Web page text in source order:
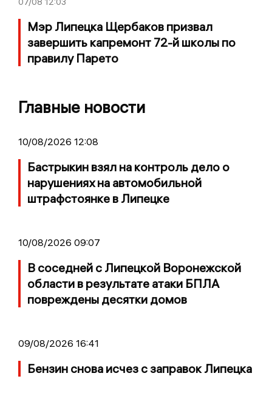
Мэр Липецка Щербаков призвал
завершить капремонт 72-й школы по
правилу Парето
Главные новости
10/08/2026 12:08
Бастрыкин взял на контроль дело о
нарушениях на автомобильной
штрафстоянке в Липецке
10/08/2026 09:07
В соседней с Липецкой Воронежской
области в результате атаки БПЛА
повреждены десятки домов
09/08/2026 16:41
Бензин снова исчез с заправок Липецка